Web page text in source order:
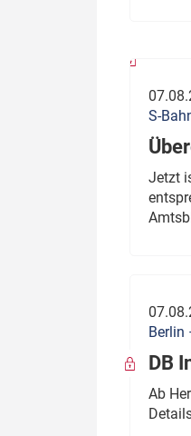
S-
Jetzt
Berlin
DB
Ab